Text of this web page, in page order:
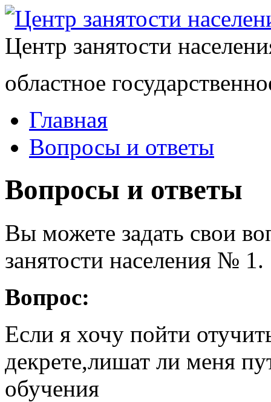
Центр занятости
областное
Главная
Вопросы и ответы
Вопросы и ответы
Вы можете задать свои
занятости населения № 1.
Вопрос:
Если я хочу пойти
декрете,лишат ли меня
обучения